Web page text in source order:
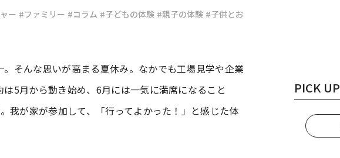
#共働き夫婦のセブンルール #共働き夫婦
ーニュース #マタニティニュース
ー #ファミリー #コラム #子どもの体験 #親子の体験 #子供とお
そんな思いが高まる夏休み。なかでも工場見学や企業
5月から動き始め、6月には一気に満席になること
我が家が参加して、「行ってよかった！」と感じた体
PICK UP